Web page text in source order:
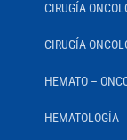
CIRUGÍA
CIRUGÍA
HEMATO –
HEMATOLOGÍA